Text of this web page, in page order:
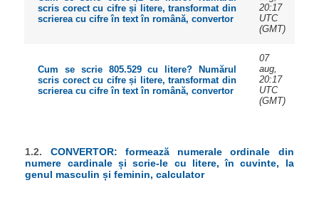
scris corect cu cifre și litere, transformat din
scrierea cu cifre în text în română, convertor
20:17
UTC
(GMT)
Cum se scrie 805.529 cu litere? Numărul
scris corect cu cifre și litere, transformat din
scrierea cu cifre în text în română, convertor
07
aug,
20:17
UTC
(GMT)
1.2. CONVERTOR: formează numerale ordinale din
numere cardinale și scrie-le cu litere, în cuvinte, la
genul masculin și feminin, calculator